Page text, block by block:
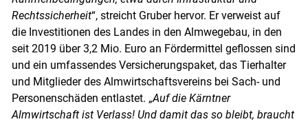
Rechtssicherheit“, streicht Gruber hervor. Er verweist auf
die Investitionen des Landes in den Almwegebau, in den
seit 2019 über 3,2 Mio. Euro an Fördermittel geflossen sind
und ein umfassendes Versicherungspaket, das Tierhalter
und Mitglieder des Almwirtschaftsvereins bei Sach- und
Personenschäden entlastet. „Auf die Kärntner
Almwirtschaft ist Verlass! Und damit das so bleibt, braucht